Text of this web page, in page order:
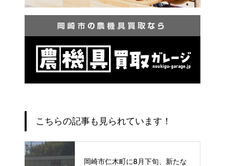
こちらの記事も見られています！
岡崎市仁木町に8月下旬、新たな